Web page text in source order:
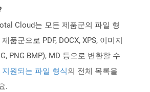
Cloud는 모든 제품군의 파일 형
품군으로 PDF, DOCX, XPS, 이미지
PNG BMP), MD 등으로 변환할 수
지원되는 파일 형식의 전체 목록을
.